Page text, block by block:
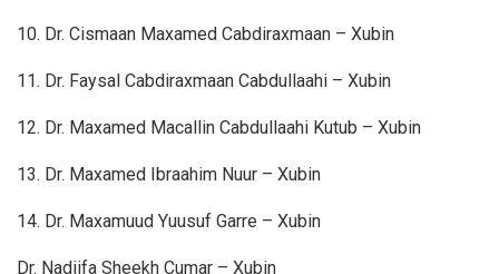
10. Dr. Cismaan Maxamed Cabdiraxmaan – Xubin
11. Dr. Faysal Cabdiraxmaan Cabdullaahi – Xubin
12. Dr. Maxamed Macallin Cabdullaahi Kutub – Xubin
13. Dr. Maxamed Ibraahim Nuur – Xubin
14. Dr. Maxamuud Yuusuf Garre – Xubin
Dr. Nadiifa Sheekh Cumar – Xubin